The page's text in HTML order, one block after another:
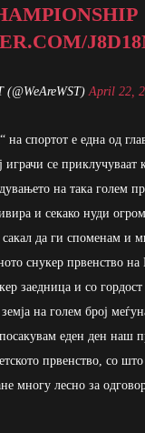
(@WeAreWST) April 22,
на спортот е една од
се приклучуваат
на така голем
и секако нуди
да ги споменам и
снукер првенство
заедница и со
на голем број
еден ден наш
првенство, со
многу лесно за